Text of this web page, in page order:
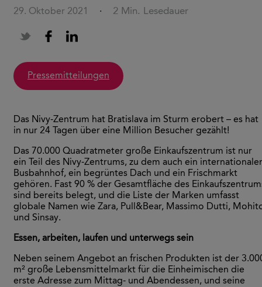
29. Oktober 2021 · 2 Min. Lesedauer
Pressemitteilungen
Das Nivy-Zentrum hat Bratislava im Sturm erobert – es hat
in nur 24 Tagen über eine Million Besucher gezählt!
Das 70.000 Quadratmeter große Einkaufszentrum ist nur
ein Teil des Nivy-Zentrums, zu dem auch ein internationaler
Busbahnhof, ein begrüntes Dach und ein Frischmarkt
gehören. Fast 90 % der Gesamtfläche des
sind bereits belegt, und die Liste der Marken umfasst
globale Namen wie Zara, Pull&Bear, Massimo Dutti,
und Sinsay.
Essen, arbeiten, laufen und unterwegs sein
Neben seinem Angebot an frischen Produkten ist der
m² große Lebensmittelmarkt für die Einheimischen die
erste Adresse zum Mittag- und Abendessen, und seine